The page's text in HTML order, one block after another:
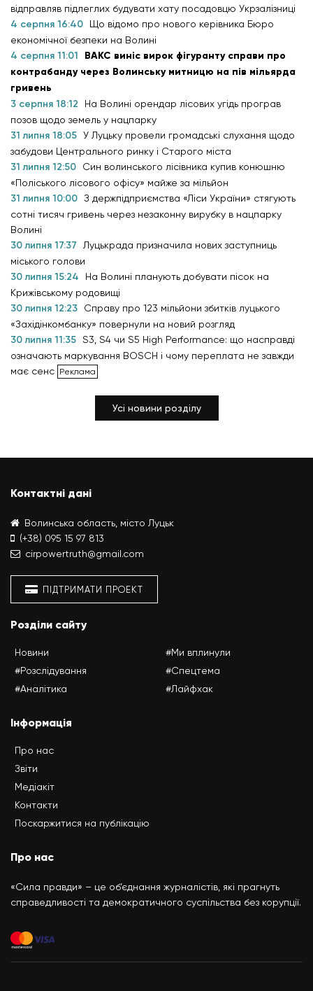
відправляв підлеглих будувати хату посадовцю Укрзалізниці
4 серпня 16:40
Що відомо про нового керівника Бюро
економічної безпеки на Волині
4 серпня 11:01
ВАКС виніс вирок фігуранту справи про
контрабанду через Волинську митницю на пів мільярда
гривень
3 серпня 18:12
На Волині орендар лісових угідь програв
позов щодо земель у нацпарку
31 липня 18:05 У Луцьку провели громадські слухання щодо
забудови Центрального ринку і Старого міста
31 липня 12:50
Син волинського лісівника купив конюшню
«Поліського лісового офісу» майже за мільйон
31 липня 10:00 З держпідприємства «Ліси України» стягують
сотні тисяч гривень через незаконну вирубку в нацпарку
Волині
30 липня 17:37
Луцькрада призначила нових заступниць
міського голови
30 липня 15:24
На Волині планують добувати пісок на
Крижівському родовищі
30 липня 12:23
Справу про 123 мільйони збитків луцького
«Західінкомбанку» повернули на новий розгляд
30 липня 11:35 S3, S4 чи S5 High Performance: що насправді
означають маркування BOSCH і чому переплата не завжди
має сенс
Усі новини розділу
Контактні дані
Волинська область, місто Луцьк
(+38) 095 15 97 813
cirpowertruth@gmail.com
ПІДТРИМАТИ ПРОЕКТ
Розділи сайту
Новини
#Розслідування
#Аналітика
#Ми вплинули
#Спецтема
#Лайфхак
Інформація
Про нас
Звіти
Медіакіт
Контакти
Поскаржитися на публікацію
Про нас
«Сила правди» – це об’єднання журналістів, які прагнуть
справедливості та демократичного суспільства без корупції.